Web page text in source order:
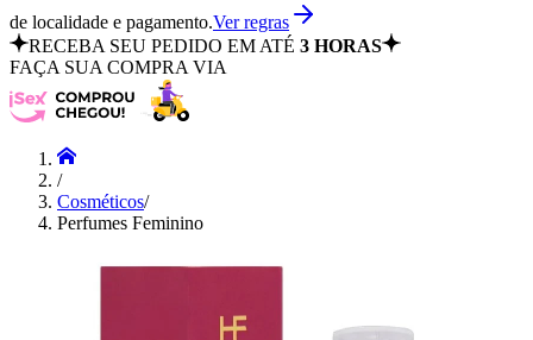
de localidade e pagamento.Ver regras
RECEBA SEU PEDIDO EM ATÉ 3 HORAS
FAÇA SUA COMPRA VIA
/
Cosméticos/
Perfumes Feminino